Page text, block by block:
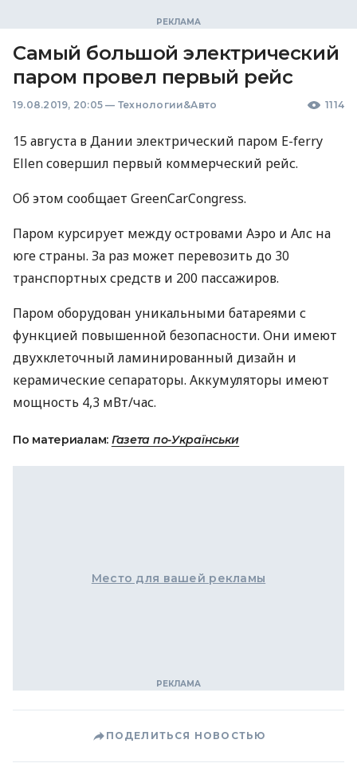
Самый большой электрический
паром провел первый рейс
19.08.2019, 20:05 — Технологии&Авто 1114
15 августа в Дании электрический паром E-ferry
Ellen совершил первый коммерческий рейс.
Об этом сообщает GreenCarCongress.
Паром курсирует между островами Аэро и Алс на
юге страны. За раз может перевозить до 30
транспортных средств и 200 пассажиров.
Паром оборудован уникальными батареями с
функцией повышенной безопасности. Они имеют
двухклеточный ламинированный дизайн и
керамические сепараторы. Аккумуляторы имеют
мощность 4,3 мВт/час.
По материалам: Газета по-Українськи
Место для вашей рекламы
ПОДЕЛИТЬСЯ НОВОСТЬЮ